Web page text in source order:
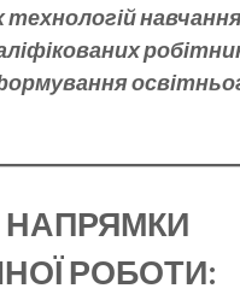
технологій
РОБОТИ: